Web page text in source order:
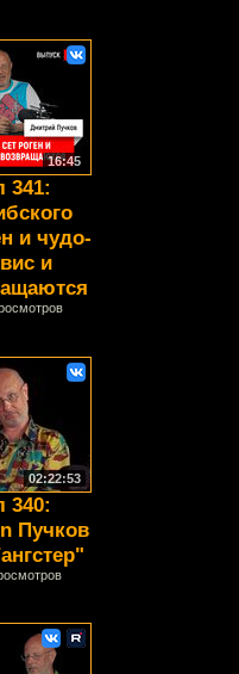
16:45
341:
и чудо-
и
02:22:53
340:
Пучков